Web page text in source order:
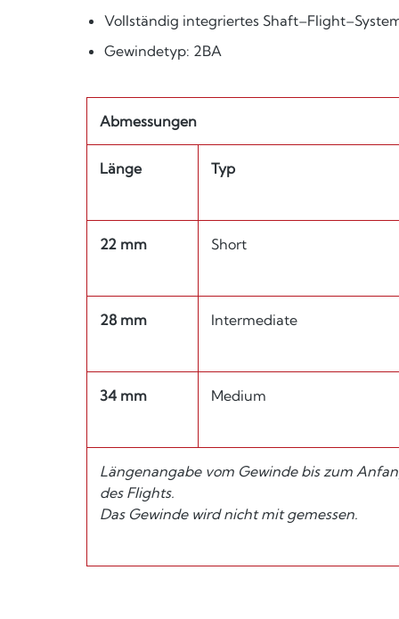
Vollständig integriertes
Gewindetyp: 2BA
Abmessungen
Länge Typ
22 mm Short
28 mm Intermediate
34 mm Medium
Längenangabe vom Gewinde bis zum
des Flights.
Das Gewinde wird nicht mit gemessen.